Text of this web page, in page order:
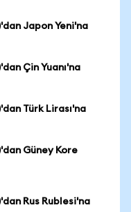
Japon Yeni'na
Çin Yuanı'na
Türk Lirası'na
Güney Kore
Rus Rublesi'na